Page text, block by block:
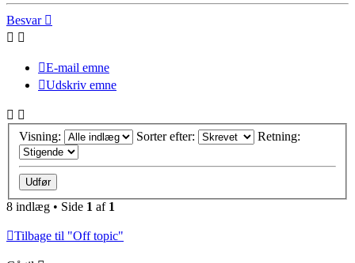
Besvar
E-mail emne
Udskriv emne
Visning: Sorter efter: Retning:
8 indlæg • Side 1 af 1
Tilbage til "Off topic"